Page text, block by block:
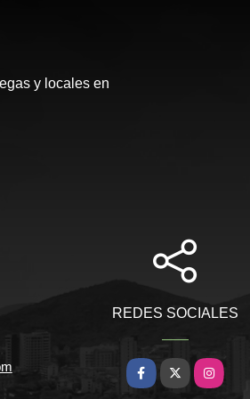
y locales en
REDES SOCIALES
Facebook
X Instagram